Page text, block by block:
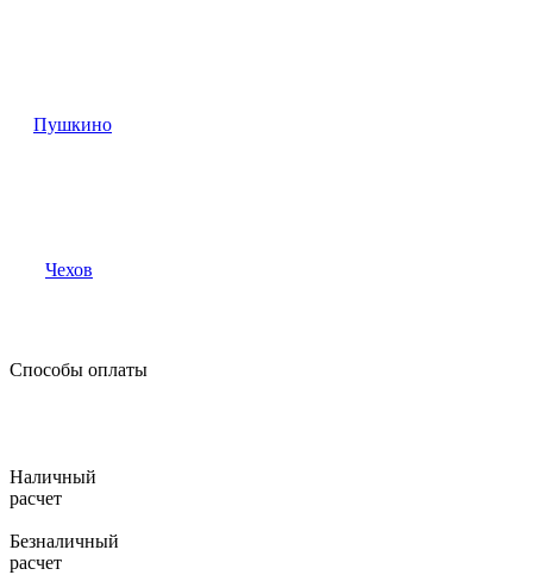
Пушкино
Чехов
Способы оплаты
Наличный
расчет
Безналичный
расчет